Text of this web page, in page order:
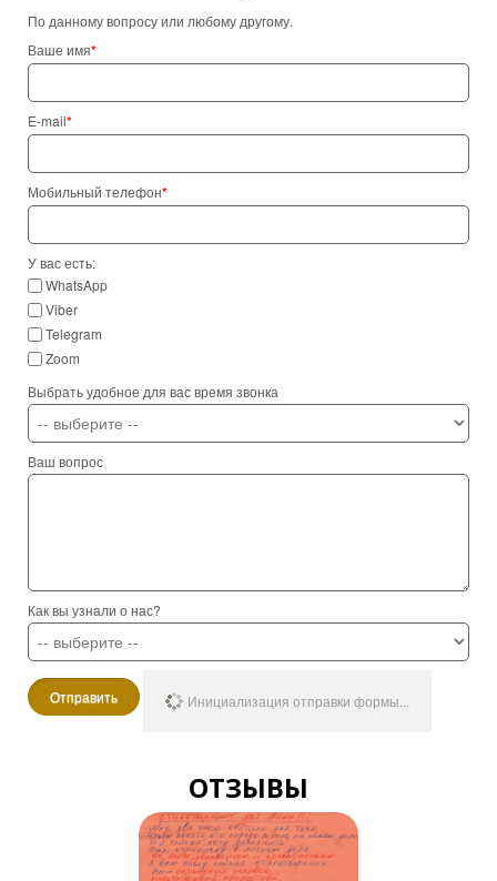
По данному вопросу или любому другому.
Ваше имя*
E-mail*
Мобильный телефон*
У вас есть:
WhatsApp
Viber
Telegram
Zoom
Выбрать удобное для вас время звонка
Ваш вопрос
Как вы узнали о нас?
Отправить Инициализация отправки формы...
ОТЗЫВЫ